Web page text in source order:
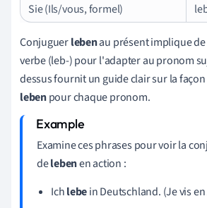
Sie (Ils/vous, formel)
Conjuguerlebenau présent implique
verbe (leb-) pour l'adapter au pronom
dessus fournit un guide clair sur la
lebenpour chaque pronom.
Examine ces phrases pour voir la
delebenen action :
Ichlebein Deutschland. (Je vis